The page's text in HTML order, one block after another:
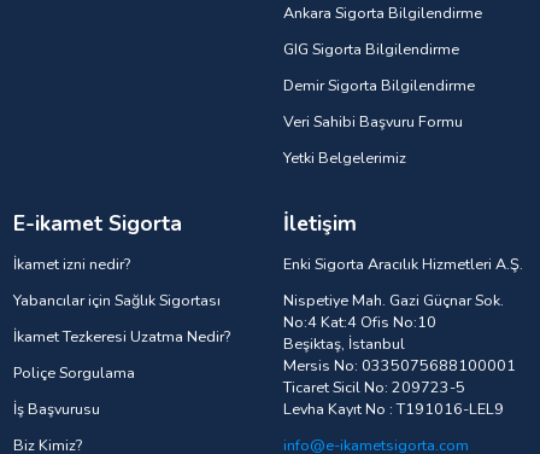
Ankara Sigorta Bilgilendirme
GIG Sigorta Bilgilendirme
Demir Sigorta Bilgilendirme
Veri Sahibi Başvuru Formu
Yetki Belgelerimiz
E-ikamet Sigorta
İkamet izni nedir?
Yabancılar için Sağlık Sigortası
İkamet Tezkeresi Uzatma Nedir?
Poliçe Sorgulama
İş Başvurusu
Biz Kimiz?
İletişim
Enki Sigorta Aracılık Hizmetleri A.Ş.
Nispetiye Mah. Gazi Güçnar Sok.
No:4 Kat:4 Ofis No:10
Beşiktaş, İstanbul
Mersis No: 0335075688100001
Ticaret Sicil No: 209723-5
Levha Kayıt No : T191016-LEL9
info@e-ikametsigorta.com